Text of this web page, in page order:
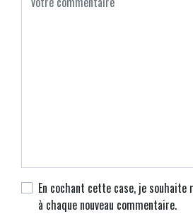
En cochant cette case, je
à chaque nouveau commentaire.